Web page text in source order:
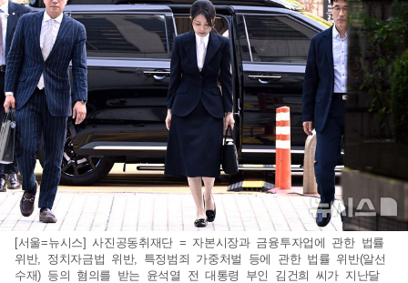
[서울=뉴시스] 사진공동취재단 = 자본시장과 금융투자업에 관한 법률
위반, 정치자금법 위반, 특정범죄 가중처벌 등에 관한 법률 위반(알선
수재) 등의 혐의를 받는 윤석열 전 대통령 부인 김건희 씨가 지난달